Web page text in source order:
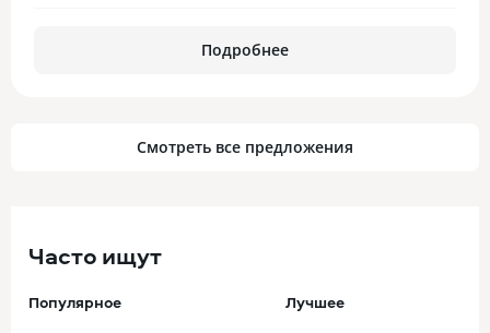
Подробнее
Смотреть все предложения
Часто ищут
Популярное Лучшее